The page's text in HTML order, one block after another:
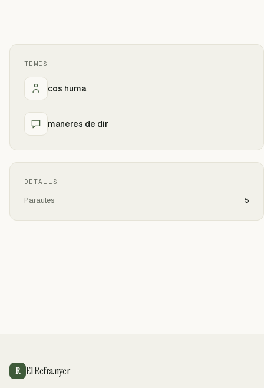
TEMES
cos huma
maneres de dir
DETALLS
Paraules 5
R El Refranyer